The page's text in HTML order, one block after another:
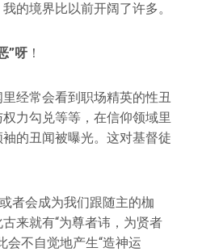
的境界比以前开阔了许多。
”呀 ！
里经常会看到职场精英的性丑
力勾兑等等，在信仰领域里
的丑闻被曝光。这对基督徒
者会成为我们跟随主的枷
来就有“为尊者讳，为贤者
会不自觉地产生“造神运